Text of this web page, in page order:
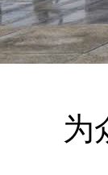
为众